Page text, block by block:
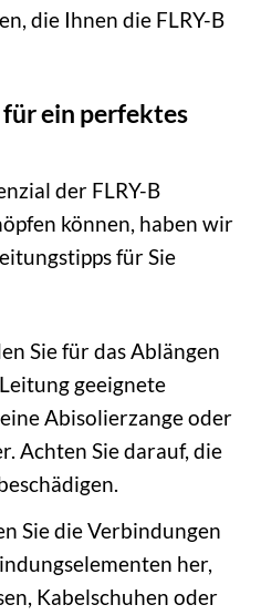
die Ihnen die FLRY-B
ein perfektes
der FLRY-B
können, haben wir
für Sie
Sie für das Ablängen
geeignete
Abisolierzange oder
Achten Sie darauf, die
Sie die Verbindungen
her,
Kabelschuhen oder